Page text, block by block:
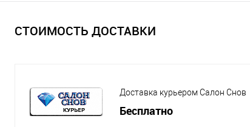
СТОИМОСТЬ ДОСТАВКИ
Доставка курьером Салон Снов
Бесплатно